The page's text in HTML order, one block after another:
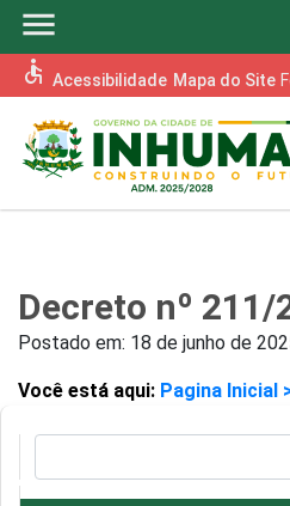
menu
accessible Acessibilidade Mapa do Site
Decreto nº 211/
Postado em: 18 de junho de
Você está aqui: Pagina Inicial